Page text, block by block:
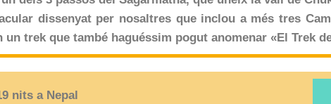
dissenyat per nosaltres que inclou a més tres
un trek que també haguéssim pogut anomenar «El Trek
nits a Nepal